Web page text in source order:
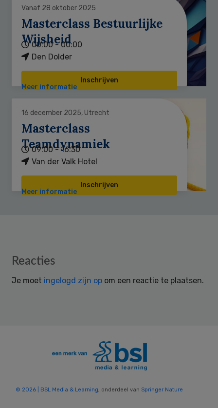
Vanaf 28 oktober 2025
Masterclass Bestuurlijke
Wijsheid
00:00 - 00:00
Den Dolder
Inschrijven
Meer informatie
16 december 2025, Utrecht
Masterclass
Teamdynamiek
09:00 - 16:30
Van der Valk Hotel
Inschrijven
Meer informatie
Reader
Reacties
Je moet ingelogd zijn op om een reactie te plaatsen.
© 2026 | BSL Media & Learning, onderdeel van Springer Nature